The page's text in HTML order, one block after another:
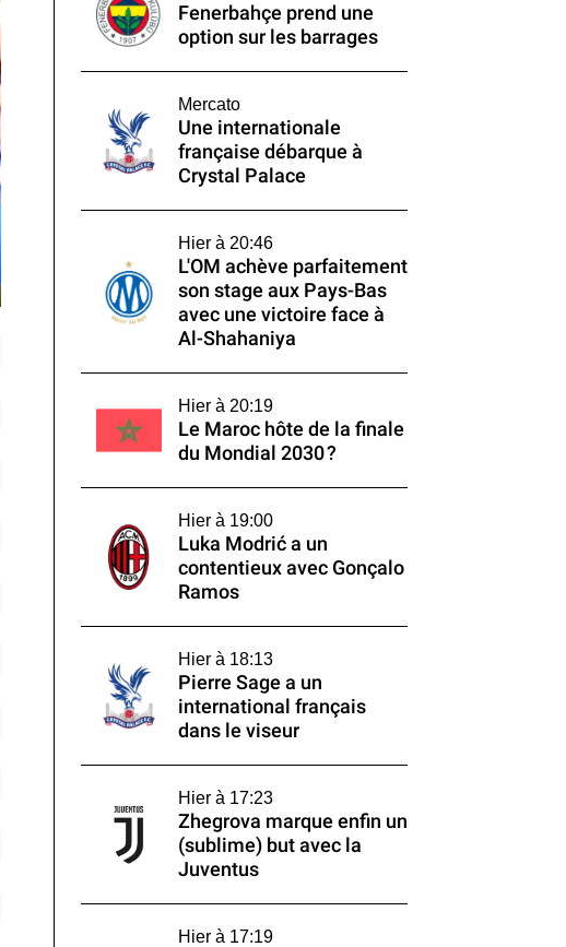
Fenerbahçe prend une
option sur les barrages
Mercato
Une internationale
française débarque à
Crystal Palace
Hier à 20:46
L'OM achève parfaitement
son stage aux Pays-Bas
avec une victoire face à
Al-Shahaniya
Hier à 20:19
Le Maroc hôte de la finale
du Mondial 2030 ?
Hier à 19:00
Luka Modrić a un
contentieux avec Gonçalo
Ramos
Hier à 18:13
Pierre Sage a un
international français
dans le viseur
Hier à 17:23
Zhegrova marque enfin un
(sublime) but avec la
Juventus
Hier à 17:19